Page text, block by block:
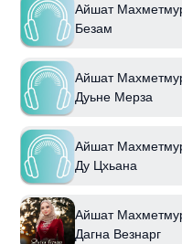
Айшат
Безам
Айшат
Дуьне Мерза
Айшат
Ду Цхьана
Айшат
Дагна Везнарг